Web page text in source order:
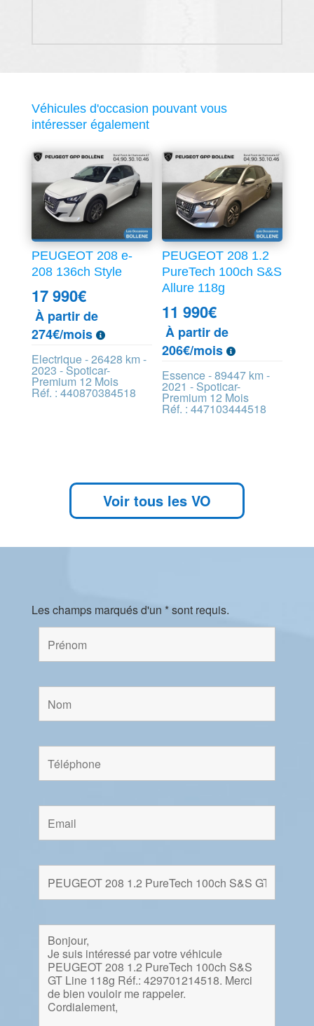
Véhicules d'occasion pouvant vous
intéresser également
PEUGEOT 208 e-
208 136ch Style
17 990€
À partir de
274€/mois
Electrique - 26428 km -
2023 - Spoticar-
Premium 12 Mois
Réf. : 440870384518
PEUGEOT 208 1.2
PureTech 100ch S&S
Allure 118g
11 990€
À partir de
206€/mois
Essence - 89447 km -
2021 - Spoticar-
Premium 12 Mois
Réf. : 447103444518
Voir tous les VO
Les champs marqués d'un * sont requis.